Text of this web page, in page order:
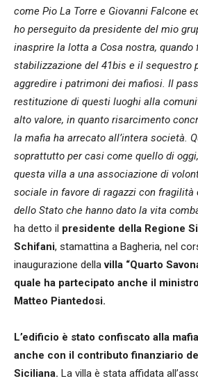
come Pio La Torre e Giovanni Falcone
ho perseguito da presidente del mio
inasprire la lotta a Cosa nostra,
stabilizzazione del 41bis e il sequestro
aggredire i patrimoni dei mafiosi. Il
restituzione di questi luoghi alla
alto valore, in quanto risarcimento
la mafia ha arrecato all’intera società.
soprattutto per casi come quello di
questa villa a una associazione di
sociale in favore di ragazzi con
dello Stato che hanno dato la vita
ha detto il presidente della Regione
Schifani, stamattina a Bagheria, nel
inaugurazione dellavilla “Quarto
quale ha partecipato anche il
Matteo Piantedosi.
L’edificio è stato confiscato alla
anche con il contributo finanziario
Siciliana. La villa è stata affidata